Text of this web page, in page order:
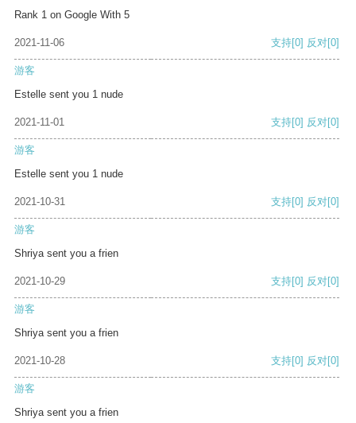
Rank 1 on Google With 5
2021-11-06 支持[0] 反对[0]
游客
Estelle sent you 1 nude
2021-11-01 支持[0] 反对[0]
游客
Estelle sent you 1 nude
2021-10-31 支持[0] 反对[0]
游客
Shriya sent you a frien
2021-10-29 支持[0] 反对[0]
游客
Shriya sent you a frien
2021-10-28 支持[0] 反对[0]
游客
Shriya sent you a frien